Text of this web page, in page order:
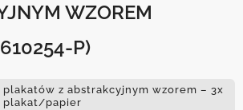
WZOREM
P)
z abstrakcyjnym wzorem – 3x
plakat/papier